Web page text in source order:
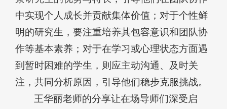
中实现个人成长并贡献集体价值；对于个性鲜
明的研究生，要注重培养其包容意识和团队协
作等基本素养；对于在学习或心理状态方面遇
到暂时困难的学生，则应主动沟通、及时关
注，共同分析原因，引导他们稳步克服挑战。
王华丽老师的分享让在场导师们深受启